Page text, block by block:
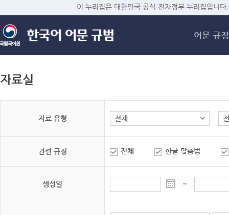
메
이 누리집은 대한민국 공식 전자정부 누리집입니다.
어문 규정
자료실
자료 유형
관련 규정 전체 한글 맞춤법
생성일 ~